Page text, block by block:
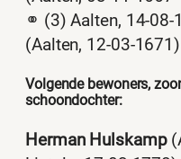
⚭ (3) Aalten, 14-08-
(Aalten, 12-03-1671)
Volgende bewoners,
schoondochter:
Herman Hulskamp